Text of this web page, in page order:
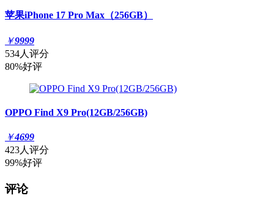
苹果iPhone 17 Pro Max（256GB）
￥9999
534人评分
80%好评
OPPO Find X9 Pro(12GB/256GB)
￥4699
423人评分
99%好评
评论